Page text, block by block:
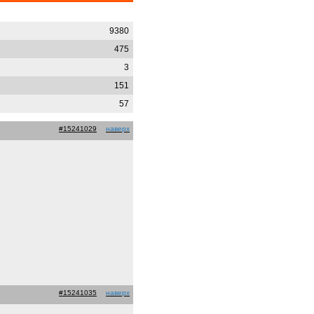
9380
475
3
151
57
#15241029 наверх
#15241035 наверх